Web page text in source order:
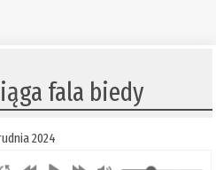
fala biedy
2024